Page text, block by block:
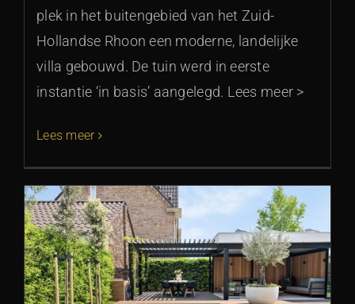
plek in het buitengebied van het Zuid-
Hollandse Rhoon een moderne, landelijke
villa gebouwd. De tuin werd in eerste
instantie ‘in basis’ aangelegd. Lees meer >
Lees meer